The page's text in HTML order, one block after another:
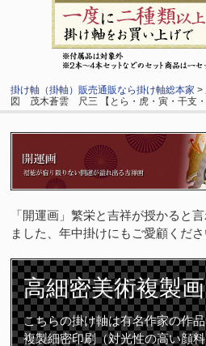
掛け軸（掛軸）販売通販なら掛け軸総本家 >
図 茂木蒼雲 尺三 【とら・虎・寅・干支・
「開運画」繁栄と吉祥が授かると
ました、年中掛けにもご愛顧くださ
高細密美術複製画
こちらの掛け軸は有名作家の作
複製細密印刷（対光性の高い顔